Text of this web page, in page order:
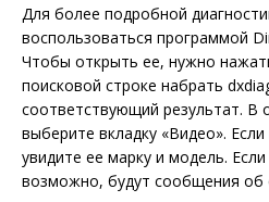
Для более подробной
воспользоваться программой
Чтобы открыть ее, нужно
поисковой строке набрать
соответствующий результат. В
выберите вкладку «Видео».
увидите ее марку и модель.
возможно, будут сообщения об